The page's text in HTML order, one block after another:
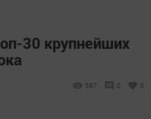
30 крупнейших
567 0 0